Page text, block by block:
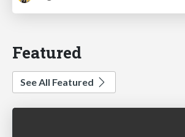
Featured
See All Featured